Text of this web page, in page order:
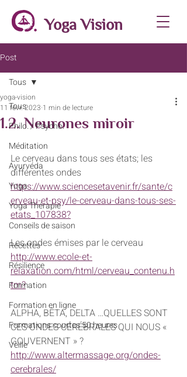
Yoga Vision
Post
Tous
Philo. / Psycho.
Méditation
Ayurvéda
Yoga
Yoga Thérapie
Conseils de saison
Recettes
Résilience
Formation
Formation en ligne
Formations courtes 50 heures
Veille
Tous
1.2. Neurones miroir
yoga-vision
11 févr. 2023 1 min de lecture
Le cerveau dans tous ses états; les
différentes ondes
https://www.sciencesetavenir.fr/sante/c
erveau-et-psy/le-cerveau-dans-tous-ses-
etats_107838?
Les ondes émises par le cerveau
http://www.ecole-et-
relaxation.com/html/cerveau_contenu.h
tm?
ALPHA, BÊTA, DELTA …QUELLES SONT
CES ONDES CÉRÉBRALES QUI NOUS «
GOUVERNENT » ?
http://www.altermassage.org/ondes-
cerebrales/